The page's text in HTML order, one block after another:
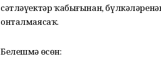
сәтләүектәр ҡабығынан,
онталмаясаҡ.
Белешмә өсөн: